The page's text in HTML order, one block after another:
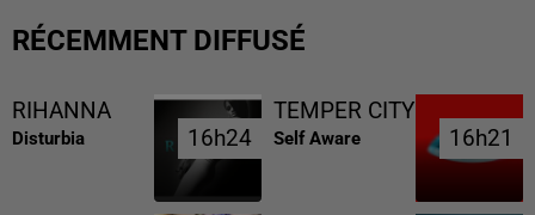
RÉCEMMENT DIFFUSÉ
RIHANNA
Disturbia 16h24
16h24
TEMPER CITY
Self Aware 16h21
16h21